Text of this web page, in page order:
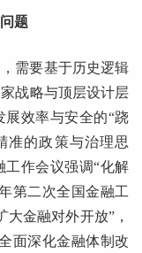
题
需要基于历史逻辑
战略与顶层设计层
展效率与安全的“跷
准的政策与治理思
工作会议强调“化解
第二次全国金融工
金融对外开放”，
面深化金融体制改